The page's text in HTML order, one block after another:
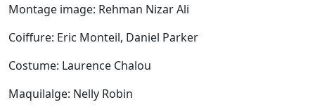
Montage image: Rehman Nizar Ali
Coiffure: Eric Monteil, Daniel Parker
Costume: Laurence Chalou
Maquilalge: Nelly Robin